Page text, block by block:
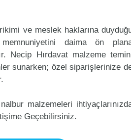
ve meslek haklarına
daima ön
Necip Hırdavat malzeme
sunarken; özel siparişlerinize
malzemeleri
Geçebilirsiniz.